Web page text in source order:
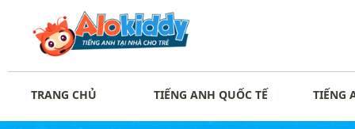
TRANG CHỦ TIẾNG ANH QUỐC TẾ TIẾNG